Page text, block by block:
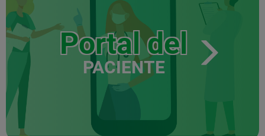
Portal del
PACIENTE